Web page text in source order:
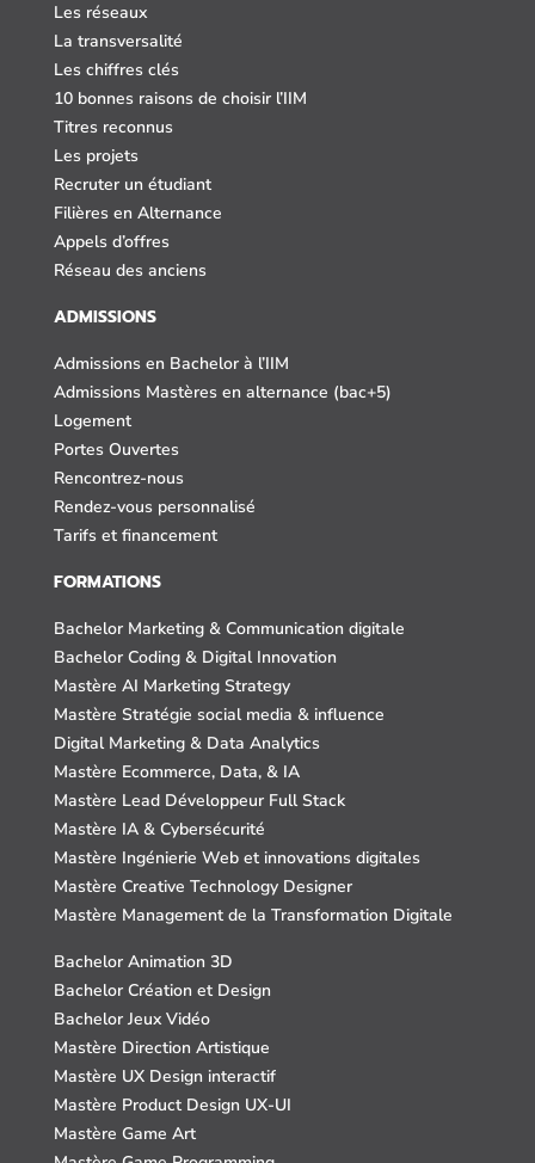
Les réseaux
La transversalité
Les chiffres clés
10 bonnes raisons de choisir l’IIM
Titres reconnus
Les projets
Recruter un étudiant
Filières en Alternance
Appels d’offres
Réseau des anciens
ADMISSIONS
Admissions en Bachelor à l’IIM
Admissions Mastères en alternance (bac+5)
Logement
Portes Ouvertes
Rencontrez-nous
Rendez-vous personnalisé
Tarifs et financement
FORMATIONS
Bachelor Marketing & Communication digitale
Bachelor Coding & Digital Innovation
Mastère AI Marketing Strategy
Mastère Stratégie social media & influence
Digital Marketing & Data Analytics
Mastère Ecommerce, Data, & IA
Mastère Lead Développeur Full Stack
Mastère IA & Cybersécurité
Mastère Ingénierie Web et innovations digitales
Mastère Creative Technology Designer
Mastère Management de la Transformation Digitale
Bachelor Animation 3D
Bachelor Création et Design
Bachelor Jeux Vidéo
Mastère Direction Artistique
Mastère UX Design interactif
Mastère Product Design UX-UI
Mastère Game Art